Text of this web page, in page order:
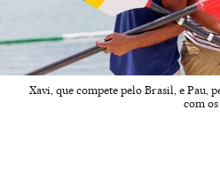
Xavi, que compete pelo Brasil, e Pau,
com os